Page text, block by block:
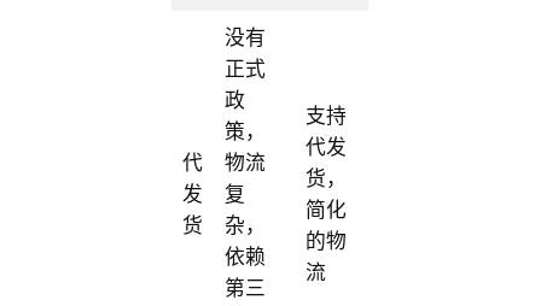
代
发
货
没有
正式
政
策，
物流
复
杂，
依赖
第三
支持
代发
货，
简化
的物
流